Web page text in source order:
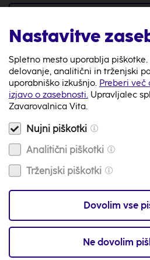
080 87 98
Video klic
Na voljo smo 24/7
info@zav-vita.si
Imaš vprašanje? Piši
Zemljevid
s tvojo najbližjo
Nastavitve
Spletno mesto uporablja
delovanje, analitični in trženjski
uporabniško izkušnjo. Preberi več
izjavo o zasebnosti. Upravljalec
Zavarovalnica Vita.
Nujni piškotki
Analitični piškotki
Trženjski piškotki
Dovolim vse
Ne dovolim